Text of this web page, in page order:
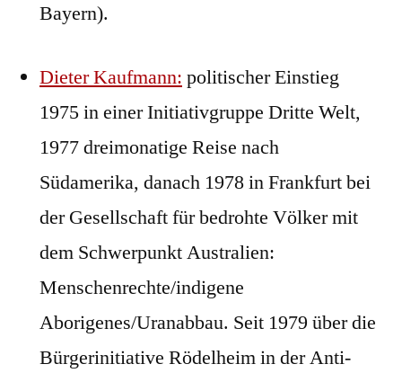
Bayern).
Dieter Kaufmann: politischer Einstieg
1975 in einer Initiativgruppe Dritte Welt,
1977 dreimonatige Reise nach
Südamerika, danach 1978 in Frankfurt bei
der Gesellschaft für bedrohte Völker mit
dem Schwerpunkt Australien:
Menschenrechte/indigene
Aborigenes/Uranabbau. Seit 1979 über die
Bürgerinitiative Rödelheim in der Anti-